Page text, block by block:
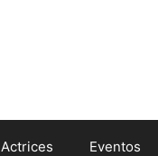
Actrices Eventos